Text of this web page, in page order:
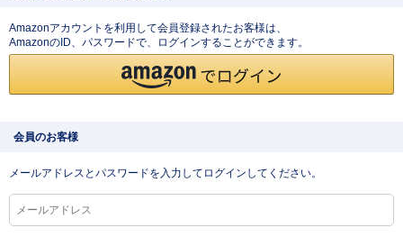
Amazonアカウントを利用して会員登録されたお客様は、
AmazonのID、パスワードで、ログインすることができます。
会員のお客様
メールアドレスとパスワードを入力してログインしてください。